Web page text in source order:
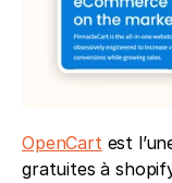
OpenCart est
gratuites à